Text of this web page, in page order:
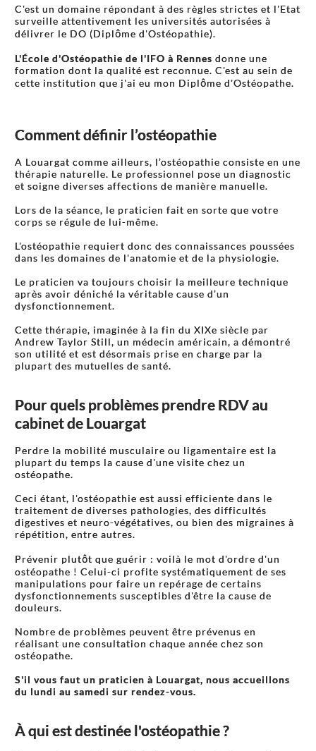
C'est un domaine répondant à des règles strictes et l'Etat
surveille attentivement les universités autorisées à
délivrer le DO (Diplôme d'Ostéopathie).
L'École d'Ostéopathie de l'IFO à Rennes donne une
formation dont la qualité est reconnue. C'est au sein de
cette institution que j'ai eu mon Diplôme d'Ostéopathe.
Comment définir l’ostéopathie
A Louargat comme ailleurs, l’ostéopathie consiste en une
thérapie naturelle. Le professionnel pose un diagnostic
et soigne diverses affections de manière manuelle.
Lors de la séance, le praticien fait en sorte que votre
corps se régule de lui-même.
L'ostéopathie requiert donc des connaissances poussées
dans les domaines de l'anatomie et de la physiologie.
Le praticien va toujours choisir la meilleure technique
après avoir déniché la véritable cause d’un
dysfonctionnement.
Cette thérapie, imaginée à la fin du XIXe siècle par
Andrew Taylor Still, un médecin américain, a démontré
son utilité et est désormais prise en charge par la
plupart des mutuelles de santé.
Pour quels problèmes prendre RDV au
cabinet de Louargat
Perdre la mobilité musculaire ou ligamentaire est la
plupart du temps la cause d'une visite chez un
ostéopathe.
Ceci étant, l'ostéopathie est aussi efficiente dans le
traitement de diverses pathologies, des difficultés
digestives et neuro-végétatives, ou bien des migraines à
répétition, entre autres.
Prévenir plutôt que guérir : voilà le mot d'ordre d'un
ostéopathe ! Celui-ci profite systématiquement de ses
manipulations pour faire un repérage de certains
dysfonctionnements susceptibles d'être la cause de
douleurs.
Nombre de problèmes peuvent être prévenus en
réalisant une consultation chaque année chez son
ostéopathe.
S'il vous faut un praticien à Louargat, nous accueillons
du lundi au samedi sur rendez-vous.
À qui est destinée l'ostéopathie ?